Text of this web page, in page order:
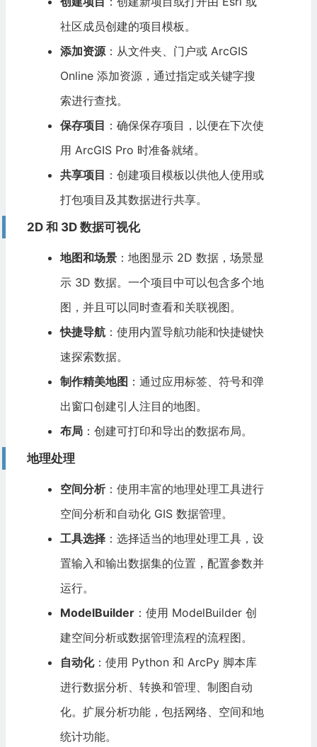
社区成员创建的项目模板。
添加资源：从文件夹、门户或 ArcGIS
Online 添加资源，通过指定或关键字搜
索进行查找。
保存项目 ：确保保存项目，以便在下次使
用 ArcGIS Pro 时准备就绪。
共享项目 ：创建项目模板以供他人使用或
打包项目及其数据进行共享。
2D 和 3D 数据可视化
地图和场景：地图显示 2D 数据，场景显
示 3D 数据。一个项目中可以包含多个地
图，并且可以同时查看和关联视图。
快捷导航：使用内置导航功能和快捷键快
速探索数据。
制作精美地图 ：通过应用标签、符号和弹
出窗口创建引人注目的地图。
布局：创建可打印和导出的数据布局。
地理处理
空间分析：使用丰富的地理处理工具进行
空间分析和自动化 GIS 数据管理。
工具选择：选择适当的地理处理工具，设
置输入和输出数据集的位置，配置参数并
运行。
ModelBuilder：使用 ModelBuilder 创
建空间分析或数据管理流程的流程图。
自动化：使用 Python 和 ArcPy 脚本库
进行数据分析、转换和管理、制图自动
化。扩展分析功能，包括网络、空间和地
统计功能。